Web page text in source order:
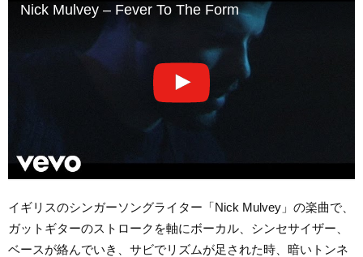
Nick Mulvey – Fever To The Form
イギリスのシンガーソングライター「Nick Mulvey」の楽曲で、
ガットギターのストロークを軸にボーカル、シンセサイザー、
ベースが絡んでいき、サビでリズムが足された時、暗いトンネ